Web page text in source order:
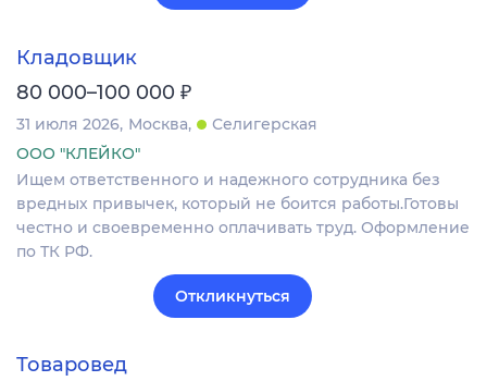
Кладовщик
80 000–100 000 ₽
31 июля 2026 Москва
Селигерская
ООО "КЛЕЙКО"
Ищем ответственного и надежного сотрудника без
вредных привычек, который не боится работы.Готовы
честно и своевременно оплачивать труд. Оформление
по ТК РФ.
Откликнуться
Товаровед